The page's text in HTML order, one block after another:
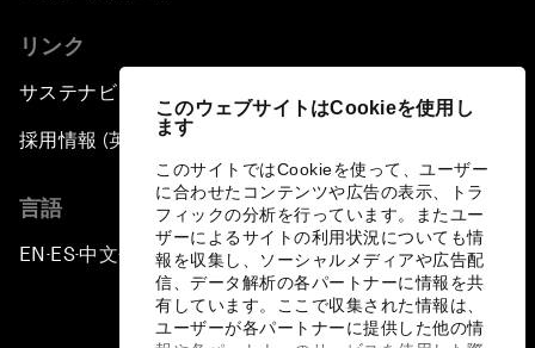
このウェブサイトはCookieを使用し
ます
このサイトではCookieを使って、ユーザー
に合わせたコンテンツや広告の表示、トラ
フィックの分析を行っています。またユー
ザーによるサイトの利用状況についても情
報を収集し、ソーシャルメディアや広告配
信、データ解析の各パートナーに情報を共
有しています。ここで収集された情報は、
ユーザーが各パートナーに提供した他の情
リンク
サステナビリティへの取り組み
採用情報 (英語のみ)
言語
EN ▪ES▪中文▪ 日本語